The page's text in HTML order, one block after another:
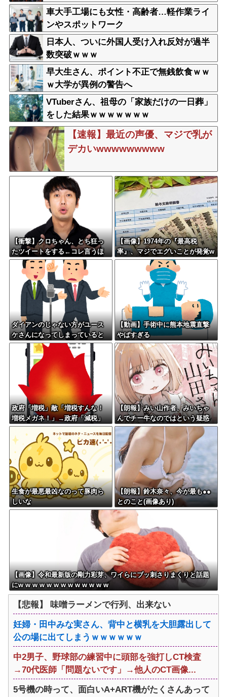
車大手工場にも女性・高齢者…軽作業ライ
ンやスポットワーク
日本人、ついに外国人受け入れ反対が過半
数突破ｗｗｗ
早大生さん、ポイント不正で無銭飲食ｗｗ
ｗ大学が異例の警告へ
VTuberさん、祖母の「家族だけの一日葬」
をした結果ｗｗｗｗｗｗｗ
【速報】最近の声優、マジで乳が
デカいwwwwwwwww
【衝撃】クロちゃん、とち狂っ
たツイートをする←コレ言うほ
どおかしいか？？？？？？
【画像】1974年の『最高税
率』、マジでエグいことが発覚w
www
ダイアンのじゃない方がユース
ケさんになってしまっていると
いう事実←これ
【動画】手術中に熊本地震直撃
やばすぎる
政府「増税」敵「増税すんな！
増税メガネ！」→政府「減税」
敵「減税すんな！社会保障どう
なる！」
【朗報】みい山作者、みいちゃ
んでチー牛なのではという疑惑
が生まれるwwwwwww
生食が最悪最凶なのって豚肉ら
しいな
【朗報】鈴木奈々、今が最も●●
とのこと(画像あり)
【画像】令和最新版の剛力彩芽、ワイらにブッ刺さりまくりと話題
にw w w w w w w w w w w w w
【悲報】 味噌ラーメンで行列、出来ない
妊婦・田中みな実さん、背中と横乳を大胆露出して
公の場に出てしまうｗｗｗｗｗｗ
中2男子、野球部の練習中に頭部を強打しCT検査
→70代医師「問題ないです」→他人のCT画像...
5号機の時って、面白いA+ART機がたくさんあって